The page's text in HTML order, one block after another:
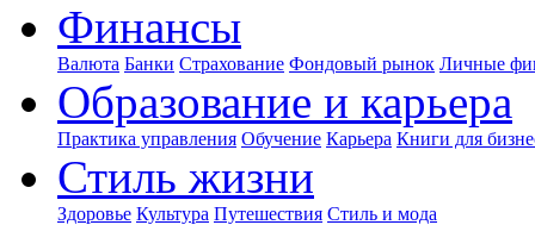
Финансы
Валюта Банки Страхование Фондовый рынок Личные
Образование и карьера
Практика управления Обучение Карьера Книги для
Стиль жизни
Здоровье Культура Путешествия Стиль и мода